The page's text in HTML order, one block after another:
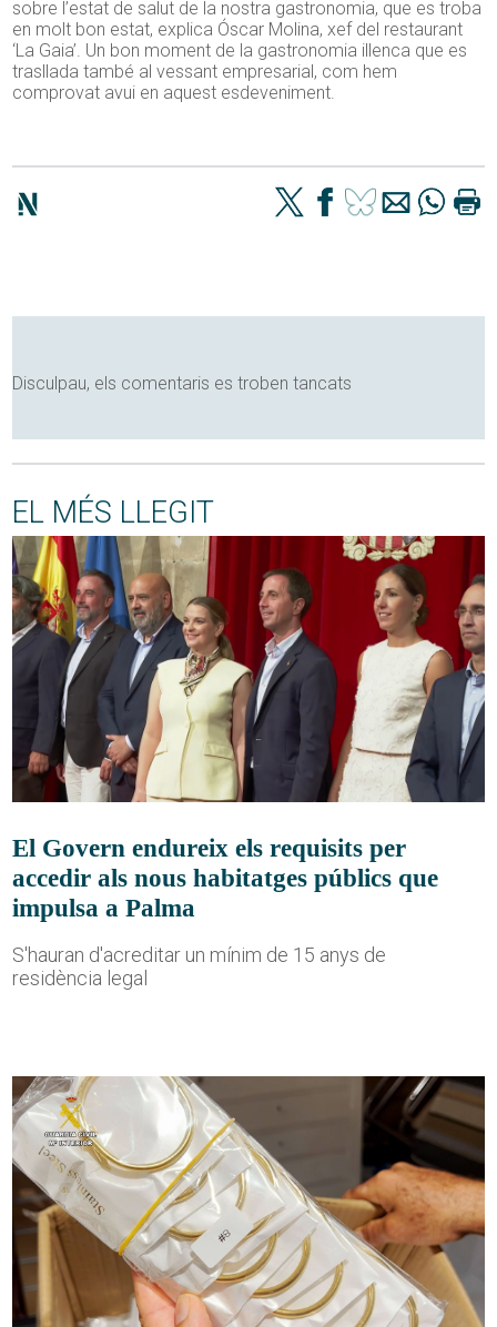
sobre l’estat de salut de la nostra gastronomia, que es troba
en molt bon estat, explica Óscar Molina, xef del restaurant
‘La Gaia’. Un bon moment de la gastronomia illenca que es
trasllada també al vessant empresarial, com hem
comprovat avui en aquest esdeveniment.
Disculpau, els comentaris es troben tancats
EL MÉS LLEGIT
El Govern endureix els requisits per
accedir als nous habitatges públics que
impulsa a Palma
S'hauran d'acreditar un mínim de 15 anys de
residència legal